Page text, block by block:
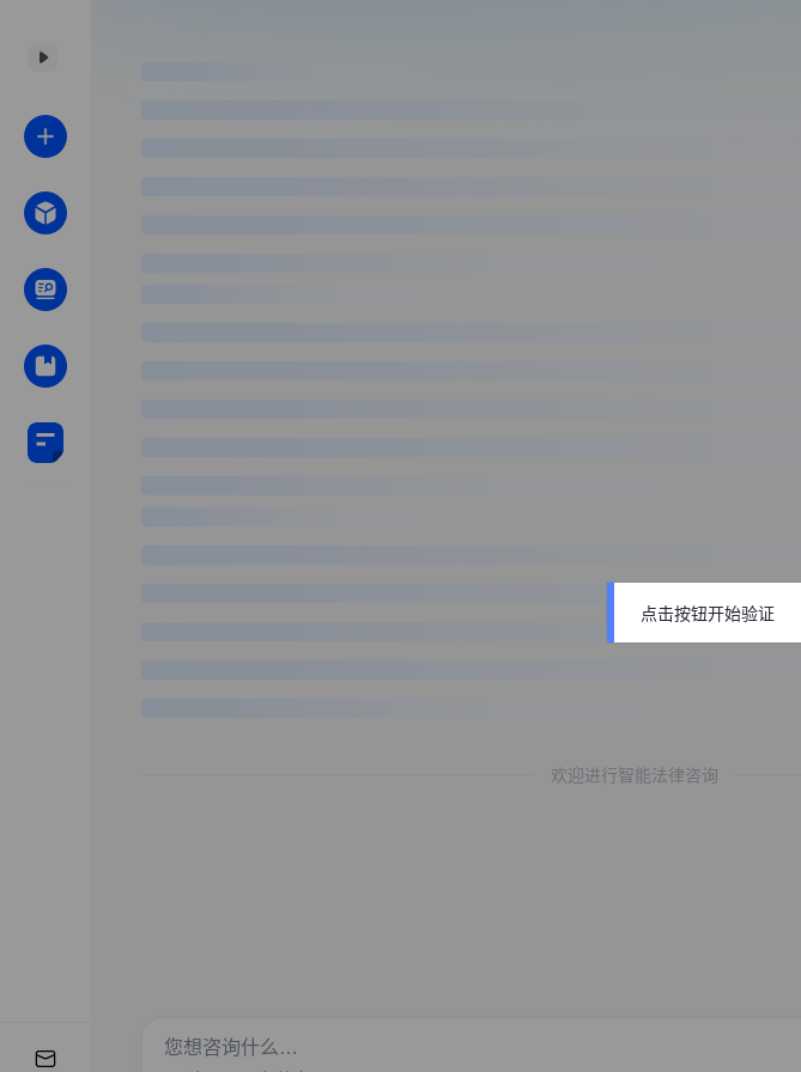
欢迎进行智能法律咨询
点击按钮开始验证